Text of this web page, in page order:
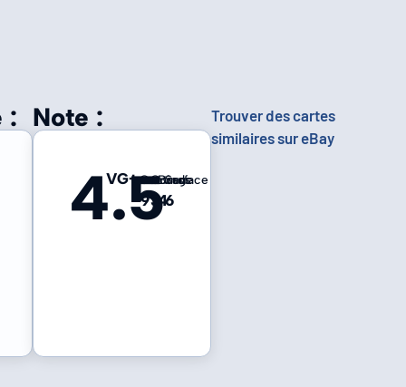
: Note :
4.5
VG+Centrage
9
Coins
3
Bords
4
Surface
6
Trouver des cartes
similaires sur eBay